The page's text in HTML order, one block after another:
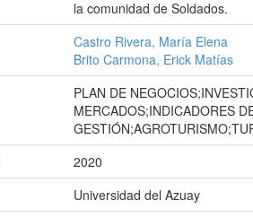
la comunidad de Soldados.
Castro Rivera, María Elena
Brito Carmona, Erick Matías
PLAN DE
MERCADOS;INDICADORES
2020
Universidad del Azuay